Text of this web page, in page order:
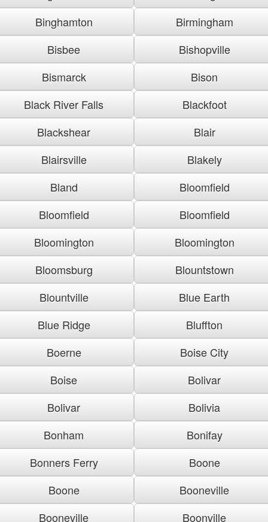
Binghamton
Birmingham
Bisbee
Bishopville
Bismarck
Bison
Black River Falls
Blackfoot
Blackshear
Blair
Blairsville
Blakely
Bland
Bloomfield
Bloomfield
Bloomfield
Bloomington
Bloomington
Bloomsburg
Blountstown
Blountville
Blue Earth
Blue Ridge
Bluffton
Boerne
Boise City
Boise
Bolivar
Bolivar
Bolivia
Bonham
Bonifay
Bonners Ferry
Boone
Boone
Booneville
Booneville
Boonville